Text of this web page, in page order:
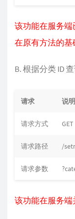
该功能在服务端
在原有方法的基
B. 根据分类 ID
请求 说明
请求方式 GET
请求路径 /
请求参数
该功能在服务端